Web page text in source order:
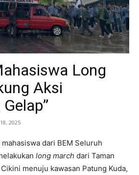
Long
Aksi
2025
mahasiswa dari BEM Seluruh
long march dari Taman
menuju kawasan Patung Kuda,